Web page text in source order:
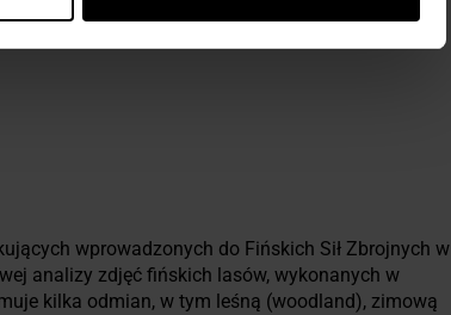
wprowadzonych do Fińskich Sił Zbrojnych w
analizy zdjęć fińskich lasów, wykonanych w
kilka odmian, w tym leśną (woodland), zimową